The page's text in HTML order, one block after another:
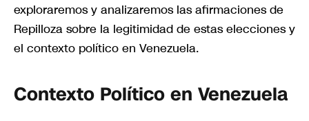
exploraremos y analizaremos las afirmaciones de
Repilloza sobre la legitimidad de estas elecciones y
el contexto político en Venezuela.
Contexto Político en Venezuela